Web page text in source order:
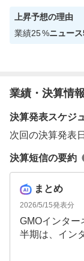
上昇予想の理由
業績25%ニュース
業績・決算情報
決算発表スケジ
次回の決算発表
決算短信の要約
まとめ
2026/5/15発表分
GMOインター
半期は、イン
と新規事業「